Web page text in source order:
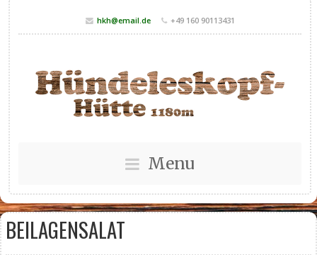
hkh@email.de +49 160 90113431
Menu
BEILAGENSALAT